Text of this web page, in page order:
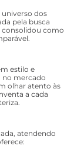
dos
pela busca
consolidou como
estilo e
no mercado
olhar atento às
a cada
atendendo